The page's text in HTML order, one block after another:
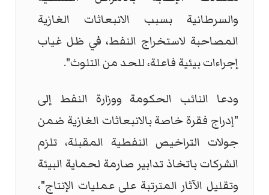
والسرطانية بسبب الانبعاثات الغازية
المصاحبة لاستخراج النفط، في ظل غياب
إجراءات بيئية فاعلة، للحد من التلوث".
ودعا النائب الحكومة ووزارة النفط إلى
"إدراج فقرة خاصة بالانبعاثات الغازية ضمن
جولات التراخيص النفطية المقبلة، تلزم
الشركات باتخاذ تدابير صارمة لحماية البيئة
وتقليل الآثار المترتبة على عمليات الإنتاج"،